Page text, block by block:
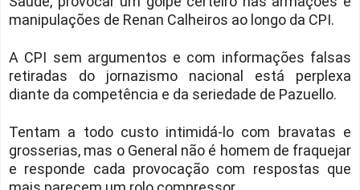
manipulações de Renan Calheiros ao longo da CPI.
A CPI sem argumentos e com informações falsas
retiradas do jornazismo nacional está perplexa
diante da competência e da seriedade de Pazuello.
Tentam a todo custo intimidá-lo com bravatas e
grosserias, mas o General não é homem de fraquejar
e responde cada provocação com respostas que